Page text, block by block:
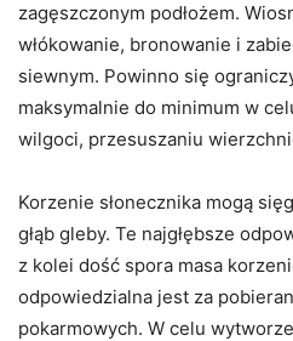
zagęszczonym podłożem.
włókowanie, bronowanie i
siewnym. Powinno się
maksymalnie do minimum w
wilgoci, przesuszaniu
Korzenie słonecznika mogą
głąb gleby. Te najgłębsze
z kolei dość spora masa
odpowiedzialna jest za
pokarmowych. W celu